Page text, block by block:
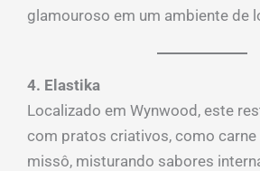
glamouroso em um ambiente de
4. Elastika
Localizado em Wynwood, este
com pratos criativos, como carne
missô, misturando sabores